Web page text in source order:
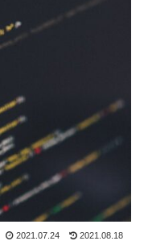
2021.07.24 2021.08.18